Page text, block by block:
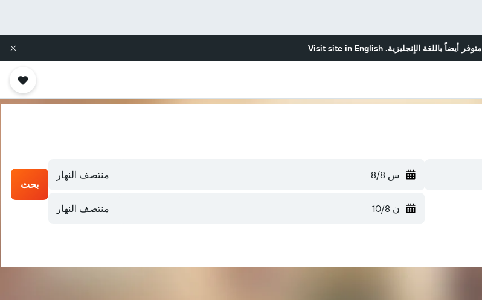
متوفر أيضاً باللغة الإنجليزية. Visit site in English
س 8/8 منتصف النهار
ن 10/8 منتصف النهار
بحث